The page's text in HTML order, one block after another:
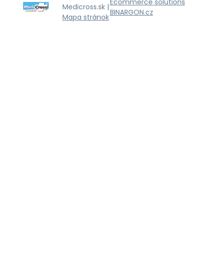
Medicross.sk |
Mapa stránok
BINARGON.cz